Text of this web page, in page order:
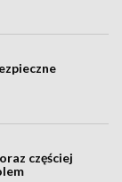
częściej